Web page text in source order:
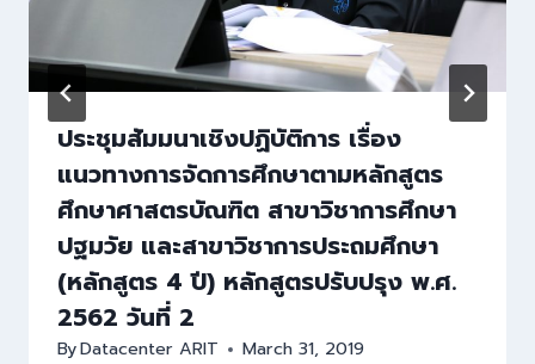
ประชุมสัมมนาเชิงปฏิบัติการ เรื่อง
แนวทางการจัดการศึกษาตามหลักสูตร
ศึกษาศาสตรบัณฑิต สาขาวิชาการศึกษา
ปฐมวัย และสาขาวิชาการประถมศึกษา
(หลักสูตร 4 ปี) หลักสูตรปรับปรุง พ.ศ.
2562 วันที่ 2
ByDatacenter ARIT March 31, 2019